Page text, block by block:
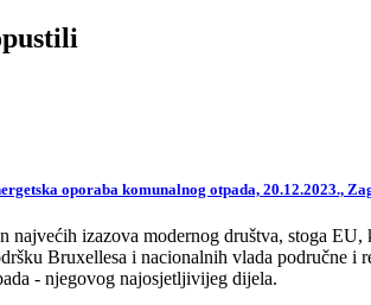
oporaba komunalnog otpada, 20.12.2023.,
najvećih izazova modernog društva, stoga
Bruxellesa i nacionalnih vlada područne
- njegovog najosjetljivijeg dijela.